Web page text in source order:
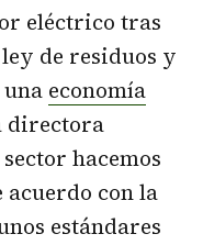
eléctrico tras
de residuos y
economía
directora
hacemos
acuerdo con la
estándares